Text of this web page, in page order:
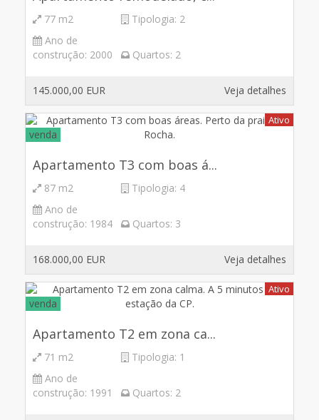
77 m2 Tipologia: 2
Ano de
construção: 2000 Quartos: 2
145.000,00 EUR Veja detalhes
Ativo
venda
Apartamento T3 com boas á...
87 m2 Tipologia: 4
Ano de
construção: 1984 Quartos: 3
168.000,00 EUR Veja detalhes
Ativo
venda
Apartamento T2 em zona ca...
71 m2 Tipologia: 1
Ano de
construção: 1991 Quartos: 2